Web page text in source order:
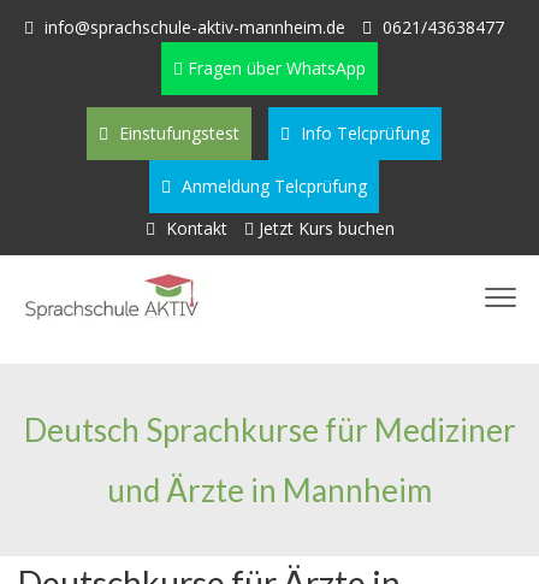
info@sprachschule-aktiv-mannheim.de
0621/43638477
Fragen über WhatsApp
Einstufungstest Info Telcprüfung
Anmeldung Telcprüfung
Kontakt
Jetzt Kurs buchen
Deutsch Sprachkurse für Mediziner
und Ärzte in Mannheim